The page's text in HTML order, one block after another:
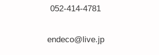
052-414-4781
endeco@live.jp